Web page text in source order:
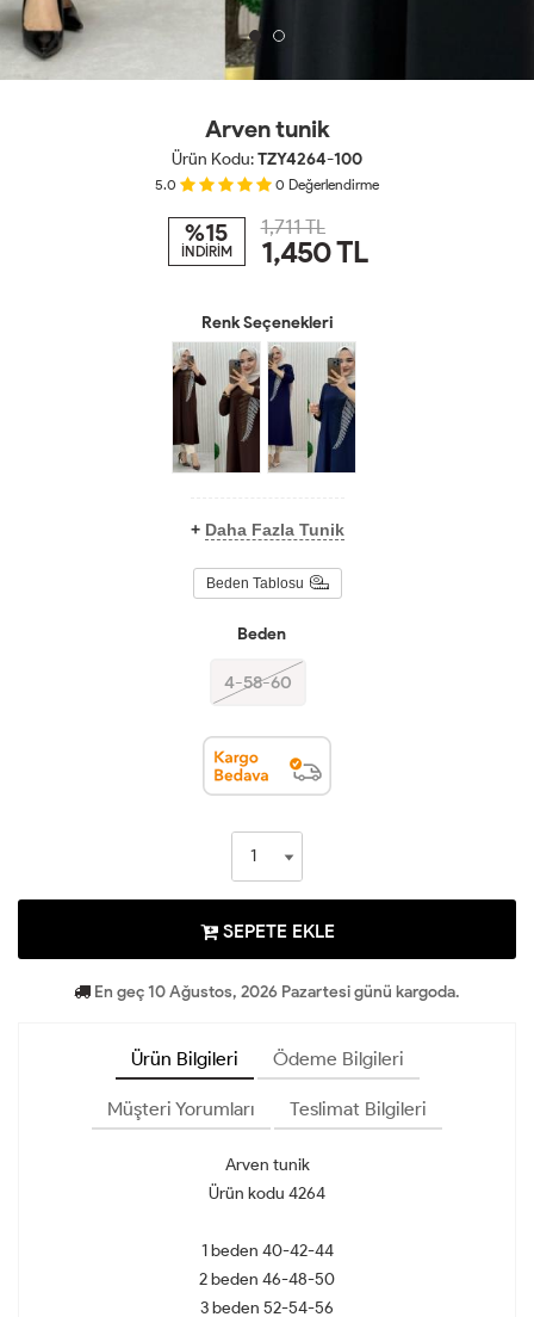
Arven tunik
Ürün Kodu:TZY4264-100
5.0 0 Değerlendirme
%15
İNDİRİM
1,711 TL
1,450TL
Renk Seçenekleri
+ Daha Fazla Tunik
Beden Tablosu
Beden
4-58-60
SEPETE EKLE
En geç 10 Ağustos, 2026 Pazartesi günü kargoda.
Ürün Bilgileri Ödeme Bilgileri
Müşteri Yorumları Teslimat Bilgileri
Arven tunik
Ürün kodu 4264
1 beden 40-42-44
2 beden 46-48-50
3 beden 52-54-56